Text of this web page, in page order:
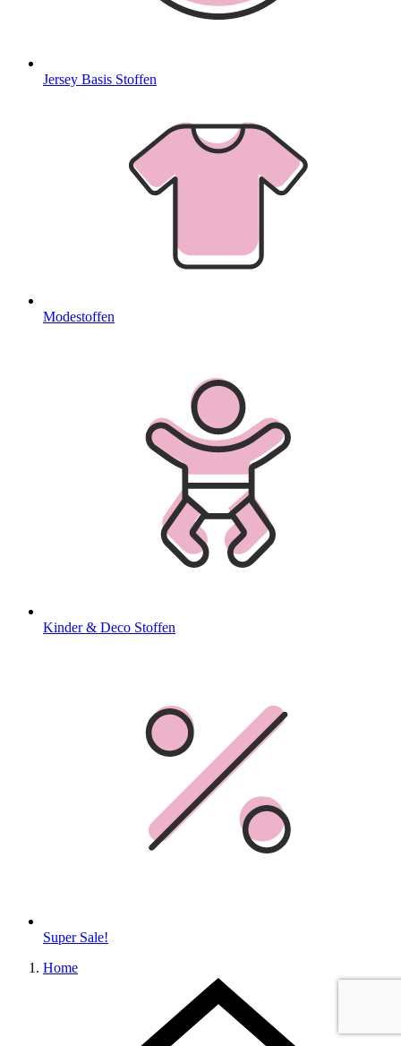
Jersey Basis Stoffen
Modestoffen
Kinder & Deco Stoffen
Super Sale!
Home